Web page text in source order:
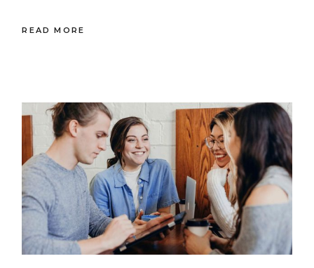
READ MORE